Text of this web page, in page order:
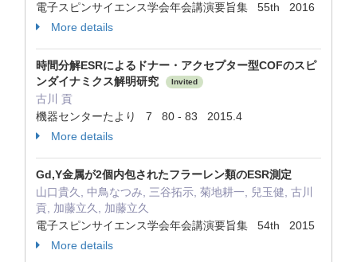
電子スピンサイエンス学会年会講演要旨集 55th 2016
More details
時間分解ESRによるドナー・アクセプター型COFのスピ
ンダイナミクス解明研究
Invited
古川 貢
機器センターたより 7 80 - 83 2015.4
More details
Gd,Y金属が2個内包されたフラーレン類のESR測定
山口貴久, 中鳥なつみ, 三谷拓示, 菊地耕一, 兒玉健, 古川
貢, 加藤立久, 加藤立久
電子スピンサイエンス学会年会講演要旨集 54th 2015
More details